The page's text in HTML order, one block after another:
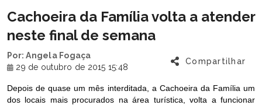
Cachoeira da Família volta a atender
neste final de semana
Por: Angela Fogaça
29 de outubro de 2015 15:48
Compartilhar
Depois de quase um mês interditada, a Cachoeira da Família um
dos locais mais procurados na área turística, volta a funcionar